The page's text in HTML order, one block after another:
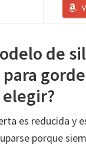
de
es reducida y
porque